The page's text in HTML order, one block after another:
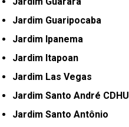
Jardim Guaripocaba
Jardim Ipanema
Jardim Itapoan
Jardim Las Vegas
Jardim Santo André CDHU
Jardim Santo Antônio